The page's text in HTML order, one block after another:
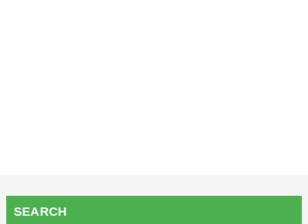
SEARCH